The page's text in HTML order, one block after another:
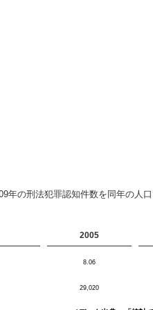
の刑法犯罪認知件数を同年の人
2005
8.06
29,020